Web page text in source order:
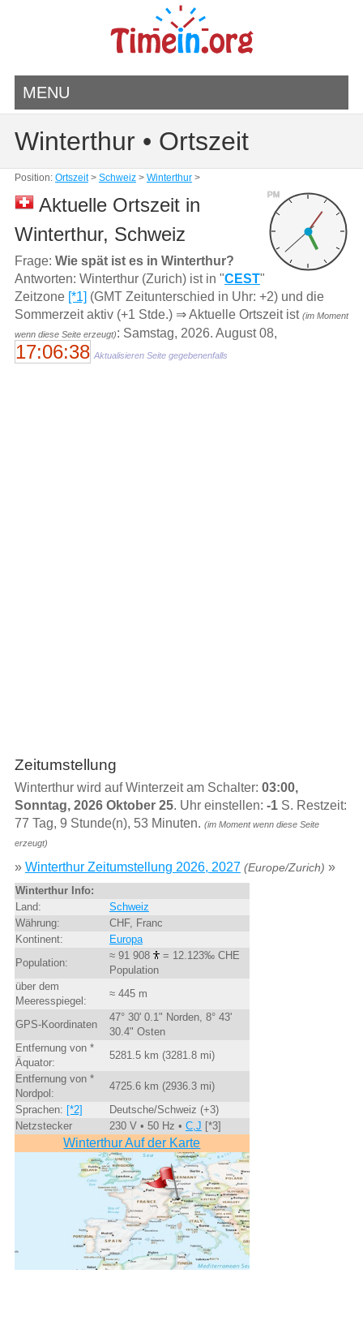
MENU
Winterthur • Ortszeit
Position: Ortszeit> Schweiz> Winterthur>
PM
Aktuelle Ortszeit in
Winterthur, Schweiz
Frage: Wie spät ist es in Winterthur?
Antworten: Winterthur (Zurich) ist in "CEST"
Zeitzone [*1] (GMT Zeitunterschied in Uhr: +2) und die
Sommerzeit aktiv (+1 Stde.) ⇒ Aktuelle Ortszeit ist (im Moment
wenn diese Seite erzeugt): Samstag, 2026. August 08,
17:06:38 Aktualisieren Seite gegebenenfalls
Zeitumstellung
Winterthur wird auf Winterzeit am Schalter: 03:00,
Sonntag, 2026 Oktober 25. Uhr einstellen: -1S. Restzeit:
77 Tag, 9 Stunde(n), 53 Minuten. (im Moment wenn diese Seite
erzeugt)
» Winterthur Zeitumstellung 2026, 2027 (Europe/Zurich) »
Winterthur Info:
Land:
Schweiz
Währung:
CHF, Franc
Kontinent:
Europa
Population:
≈ 91 908
= 12.123‰ CHE
Population
über dem
Meeresspiegel:
≈ 445 m
GPS-Koordinaten
47° 30' 0.1" Norden, 8° 43'
30.4" Osten
Entfernung von *
Äquator:
5281.5 km (3281.8 mi)
Entfernung von *
Nordpol:
4725.6 km (2936.3 mi)
Sprachen: [*2]
Deutsche/Schweiz (+3)
Netzstecker
230 V • 50 Hz • C,J [*3]
Winterthur Auf der Karte